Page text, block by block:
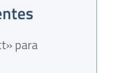
para